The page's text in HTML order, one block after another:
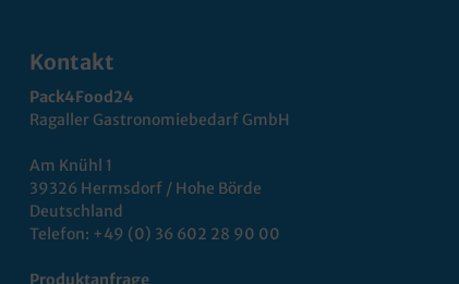
Kontakt
Pack4Food24
Ragaller Gastronomiebedarf GmbH
Am Knühl 1
39326 Hermsdorf / Hohe Börde
Deutschland
Telefon: +49 (0) 36 602 28 90 00
Produktanfrage